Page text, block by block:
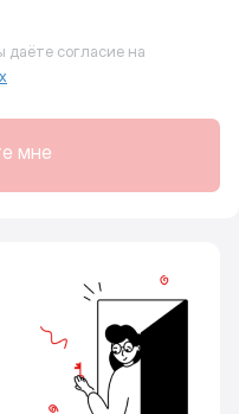
согласие на
мне